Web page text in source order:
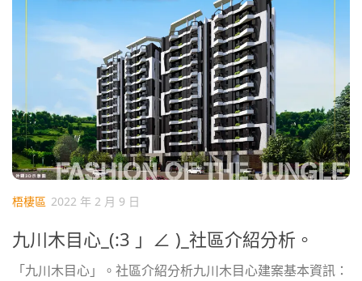
梧棲區 2022 年 2 月 9 日
九川木目心_(:3 」∠ )_社區介紹分析。
「九川木目心」。社區介紹分析九川木目心建案基本資訊：